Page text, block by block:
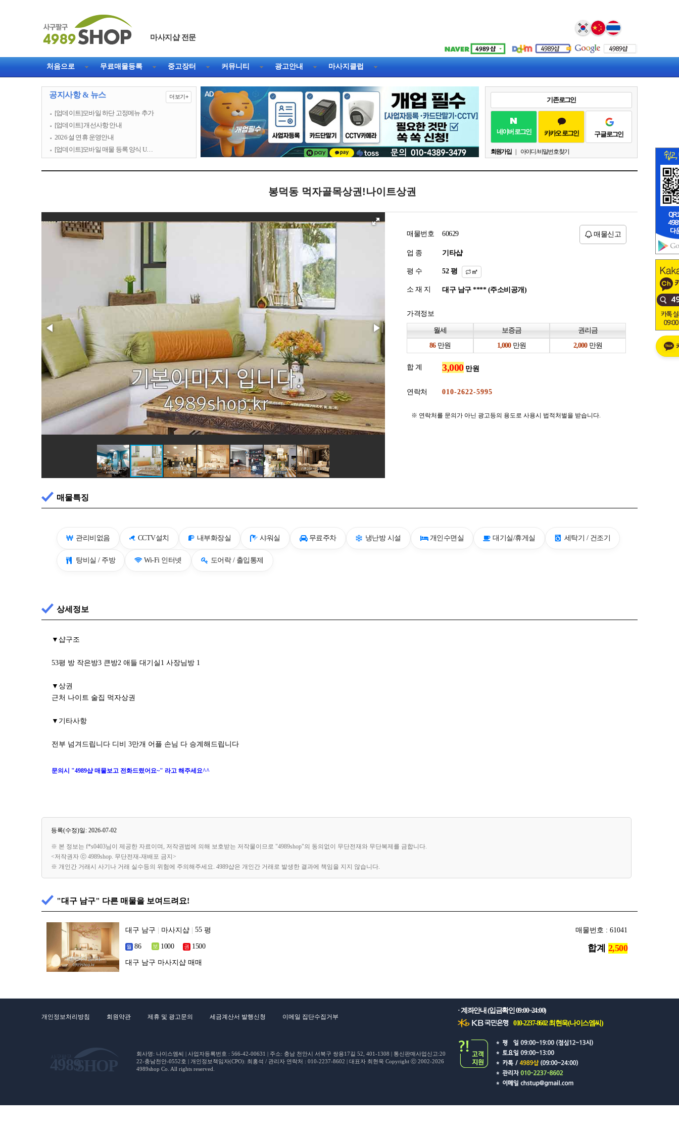
Select Language ▼
마사지샵 전문
처음으로 무료매물등록 중고장터 커뮤니티 광고안내 마사지클럽
공지사항 & 뉴스 더보기+
[업데이트]모바일 하단 고정메뉴 추가
[업데이트] 개선사항 안내
2026 설 연휴 운영안내
[업데이트]모바일 매물 등록 양식 U…
기존 로그인
네이버 로그인 카카오 로그인 구글 로그인
회원가입 아이디 / 비밀번호 찾기
봉덕동 먹자골목상권!나이트상권
매물번호 60629 매물신고
업 종 기타샵
평 수 평 ㎡
소 재 지 대구 남구 **** (주소비공개)
가격정보
월세 보증금
권리금
만원
만원 만원
합 계 만원
연락처
※ 연락처를 문의가 아닌 광고등의 용도로 사용시 법적처벌을 받습니다.
매물특징
관리비없음 CCTV설치 내부화장실 샤워실 무료주차 냉난방 시설 개인수면실 대기실/휴게실 세탁기 / 건조기
탕비실 / 주방 Wi-Fi 인터넷 도어락 / 출입통제
상세정보
▼샵구조
53평 방 작은방3 큰방2 애들 대기실1 사장님방 1
▼상권
근처 나이트 술집 먹자상권
▼기타사항
전부 넘겨드립니다 디비 3만개 어플 손님 다 승계해드립니다
문의시 "4989샵 매물보고 전화드렸어요~" 라고 해주세요^^
등록(수정)일: 2026-07-02
※ 본 정보는 f*s0403님이 제공한 자료이며, 저작권법에 의해 보호받는 저작물이므로 "4989shop"의 동의없이 무단전재와 무단복제를 금합니다.
<저작권자 ⓒ 4989shop. 무단전재-재배포 금지>
※ 개인간 거래시 사기나 거래 실수등의 위험에 주의해주세요. 4989샵은 개인간 거래로 발생한 결과에 책임을 지지 않습니다.
"대구 남구" 다른 매물을 보여드려요!
대구 남구 마사지샵 평 매물번호 : 61041
합계
대구 남구 마사지샵 매매
개인정보처리방침 회원약관 제휴 및 광고문의 세금계산서 발행신청 이메일 집단수집거부
· 계좌안내 (입금확인 09:00~24:00)
010-2237-8602 최현욱(나이스엠씨)
회사명: 나이스엠씨 | 사업자등록번호 : 566-42-00631 | 주소: 충남 천안시 서북구 쌍용17길 52, 401-1308 | 통신판매사업신고:20
22-충남천안-0552호 | 개인정보책임자(CPO): 최홍석 / 관리자 연락처 : 010-2237-8602 | 대표자 최현욱 Copyright ⓒ 2002-2026
4989shop Co. All rights reserved.